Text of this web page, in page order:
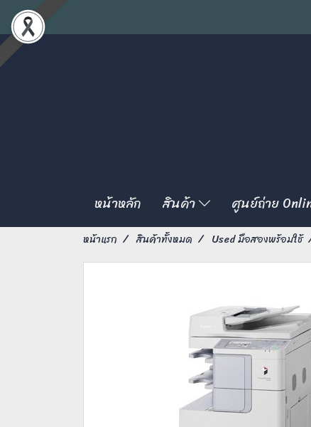
หน้าหลัก สินค้า ศูนย์ถ่าย
หน้าแรก สินค้าทั้งหมด Used มือสองพร้อมใช้